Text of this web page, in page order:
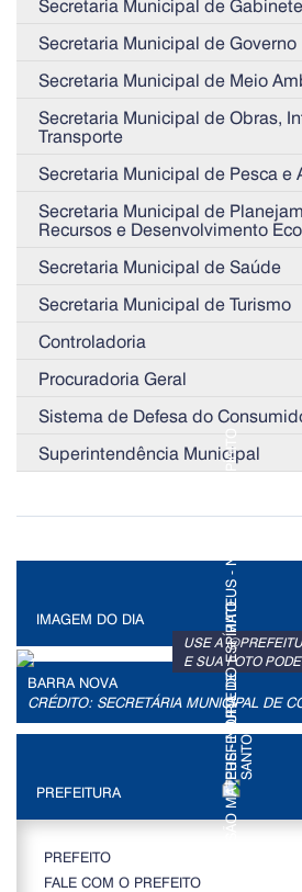
Secretaria Municipal de Gabinete
Secretaria Municipal de Governo
Secretaria Municipal de Meio
Secretaria Municipal de Obras,
Transporte
Secretaria Municipal de Pesca e
Secretaria Municipal de
Recursos e Desenvolvimento
Secretaria Municipal de Saúde
Secretaria Municipal de Turismo
Controladoria
Procuradoria Geral
Sistema de Defesa do
Superintendência Municipal
IMAGEM DO DIA
USE A
E SUA FOTO
BARRA NOVA
CRÉDITO: SECRETÁRIA MUNICIPAL DE
PREFEITURA
PREFEITO
FALE COM O PREFEITO